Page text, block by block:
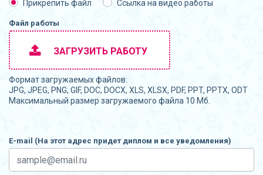
Прикрепить файл Ссылка на видео работы
Файл работы
ЗАГРУЗИТЬ РАБОТУ
Формат загружаемых файлов:
JPG, JPEG, PNG, GIF, DOC, DOCX, XLS, XLSX, PDF, PPT, PPTX, ODT
Максимальный размер загружаемого файла 10 Мб.
E-mail (На этот адрес придет диплом и все уведомления)